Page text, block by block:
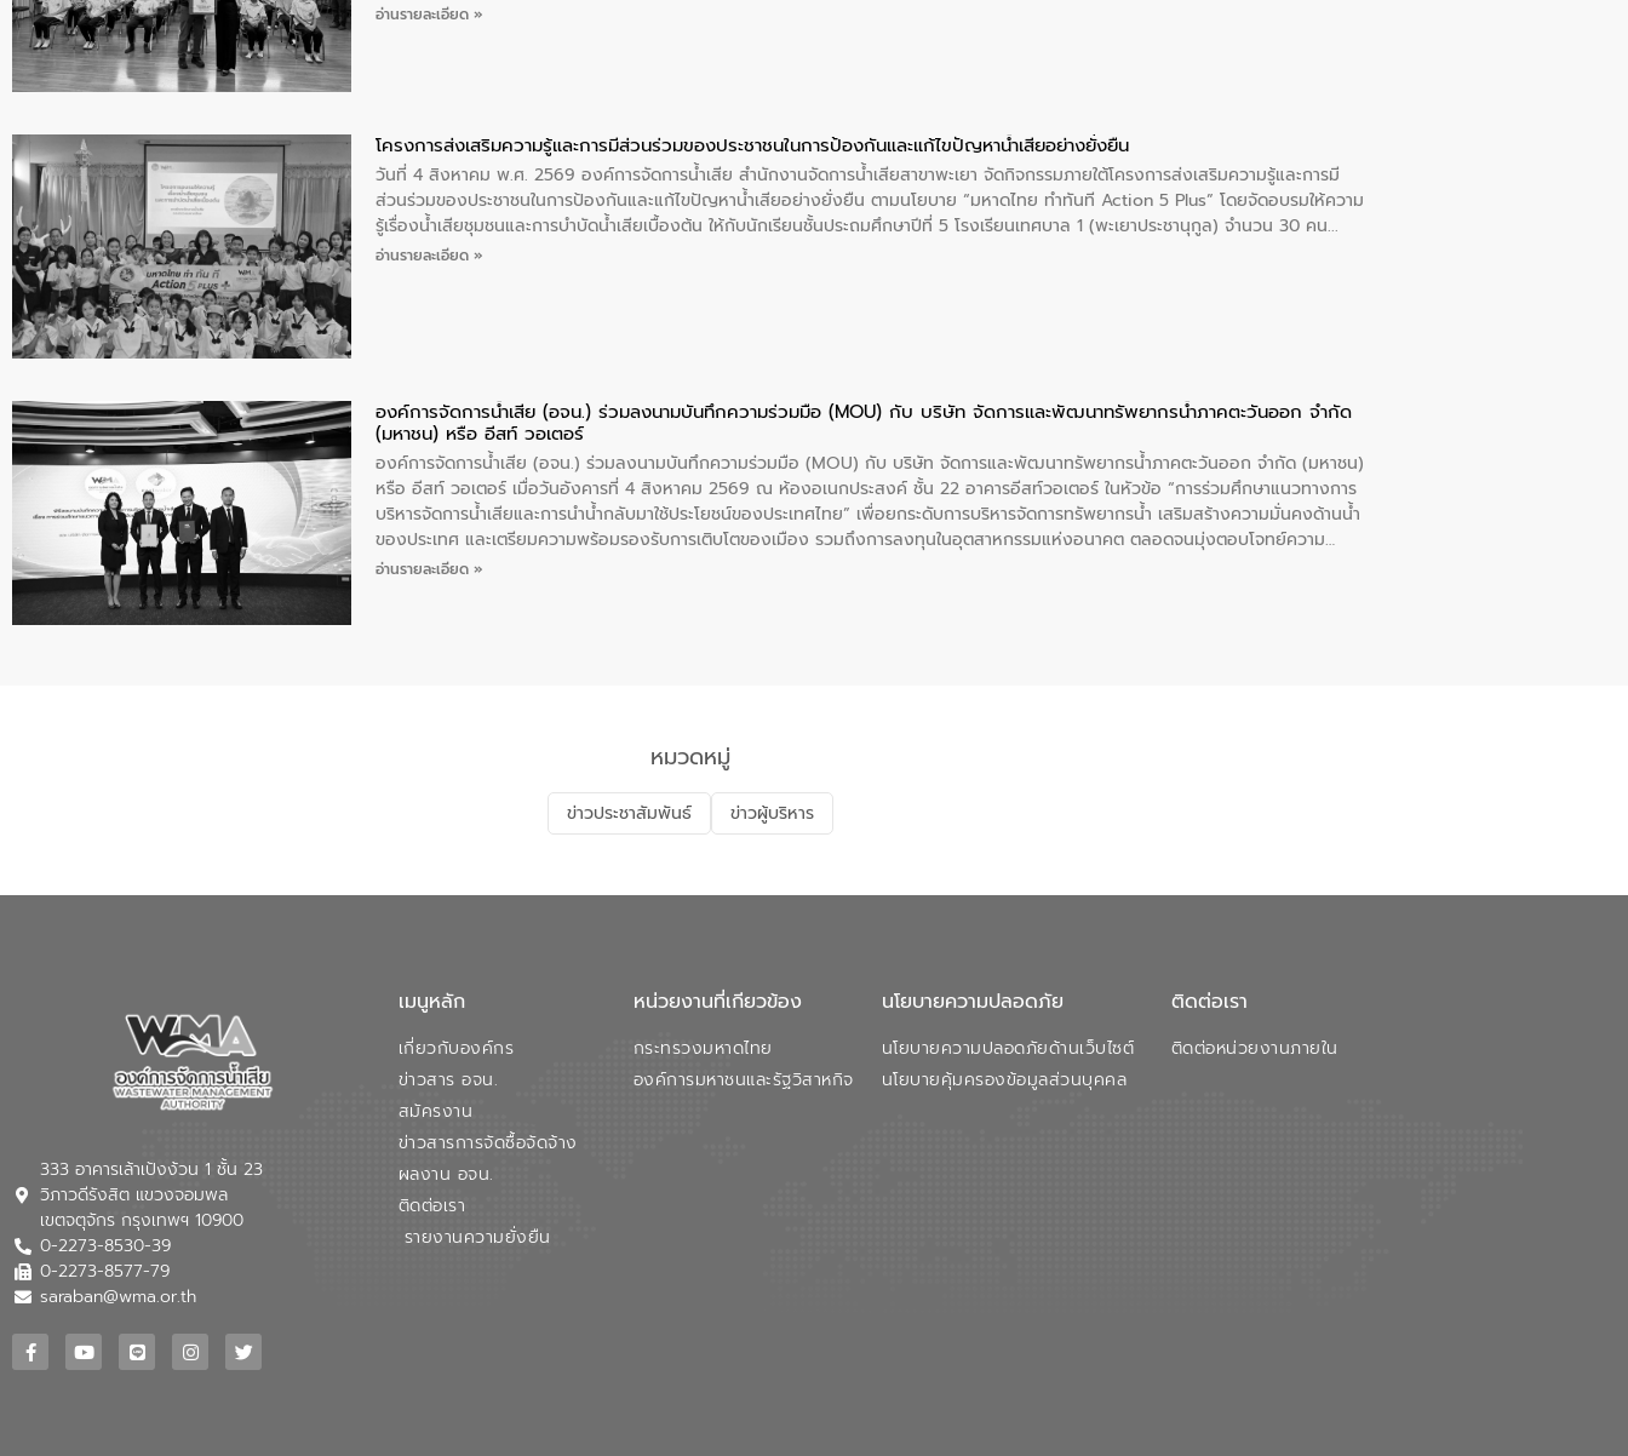
อ่านรายละเอียด »
โครงการส่งเสริมความรู้และการมีส่วนร่วมของประชาชนในการป้องกันและแก้ไขปัญหาน้ำเสียอย่างยั่งยืน
วันที่ 4 สิงหาคม พ.ศ. 2569 องค์การจัดการน้ำเสีย สำนักงานจัดการน้ำเสียสาขาพะเยา จัดกิจกรรมภายใต้โครงการส่งเสริมความรู้และการมี
ส่วนร่วมของประชาชนในการป้องกันและแก้ไขปัญหาน้ำเสียอย่างยั่งยืน ตามนโยบาย “มหาดไทย ทำทันที Action 5 Plus” โดยจัดอบรมให้ความ
รู้เรื่องน้ำเสียชุมชนและการบำบัดน้ำเสียเบื้องต้น ให้กับนักเรียนชั้นประถมศึกษาปีที่ 5 โรงเรียนเทศบาล 1 (พะเยาประชานุกูล) จำนวน 30 คน
อ่านรายละเอียด »
องค์การจัดการน้ำเสีย (อจน.) ร่วมลงนามบันทึกความร่วมมือ (MOU) กับ บริษัท จัดการและพัฒนาทรัพยากรน้ำภาคตะวันออก จำกัด
(มหาชน) หรือ อีสท์ วอเตอร์
องค์การจัดการน้ำเสีย (อจน.) ร่วมลงนามบันทึกความร่วมมือ (MOU) กับ บริษัท จัดการและพัฒนาทรัพยากรน้ำภาคตะวันออก จำกัด (มหาชน)
หรือ อีสท์ วอเตอร์ เมื่อวันอังคารที่ 4 สิงหาคม 2569 ณ ห้องอเนกประสงค์ ชั้น 22 อาคารอีสท์วอเตอร์ ในหัวข้อ “การร่วมศึกษาแนวทางการ
บริหารจัดการน้ำเสียและการนำน้ำกลับมาใช้ประโยชน์ของประเทศไทย” เพื่อยกระดับการบริหารจัดการทรัพยากรน้ำ เสริมสร้างความมั่นคงด้านน้ำ
ของประเทศ และเตรียมความพร้อมรองรับการเติบโตของเมือง รวมถึงการลงทุนในอุตสาหกรรมแห่งอนาคต ตลอดจนมุ่งตอบโจทย์ความ
ท้าทายจากวิกฤตการเปลี่ยนแปลงสภาพภูมิอากาศและความเสี่ยงภัยแล้งในระยะยาว การประสานความร่วมมือในครั้งนี้เป็นการดึงจุดแข็งและ
ตลอดระบบ โดยการนำน้ำบำบัดกลับมาใช้ใหม่จะช่วยลดการพึ่งพาน้ำธรรมชาติและสร้างสมดุลทางเศรษฐกิจและสิ่งแวดล้อมได้อย่างเป็นรูปธรรม
ความร่วมมือระหว่างภาครัฐและภาคเอกชนในครั้งนี้ นับเป็นก้าวสำคัญของ องค์การจัดการน้ำเสีย (อจน.) ในการร่วมวางรากฐานโครงสร้างพื้น
ฐานด้านน้ำของประเทศ เพื่อยกระดับประสิทธิภาพการใช้ทรัพยากรน้ำให้เกิดประโยชน์สูงสุดและเป็นไปตามมาตรฐานสากล
อ่านรายละเอียด »
หมวดหมู่
ข่าวประชาสัมพันธ์ ข่าวผู้บริหาร
333 อาคารเล้าเป้งง้วน 1 ชั้น 23
วิภาวดีรังสิต แขวงจอมพล
เขตจตุจักร กรุงเทพฯ 10900
0-2273-8530-39
0-2273-8577-79
saraban@wma.or.th
เมนูหลัก
เกี่ยวกับองค์กร
ข่าวสาร อจน.
สมัครงาน
ข่าวสารการจัดซื้อจัดจ้าง
ผลงาน อจน.
ติดต่อเรา
รายงานความยั่งยืน
หน่วยงานที่เกียวข้อง
กระทรวงมหาดไทย
องค์การมหาชนและรัฐวิสาหกิจ
นโยบายความปลอดภัย
นโยบายความปลอดภัยด้านเว็บไซต์
นโยบายคุ้มครองข้อมูลส่วนบุคคล
ติดต่อเรา
ติดต่อหน่วยงานภายใน